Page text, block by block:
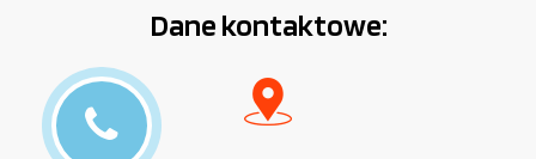
Dane kontaktowe: